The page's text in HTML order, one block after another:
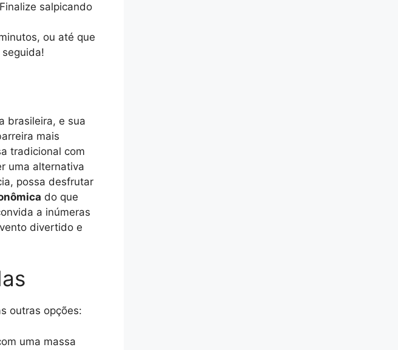
salpicando
ou até que
brasileira, e sua
mais
tradicional com
uma alternativa
possa desfrutar
do que
a inúmeras
divertido e
outras opções:
uma massa